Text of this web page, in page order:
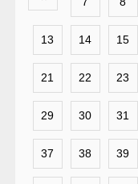
13 14 15
21 22 23
29 30 31
37 38 39